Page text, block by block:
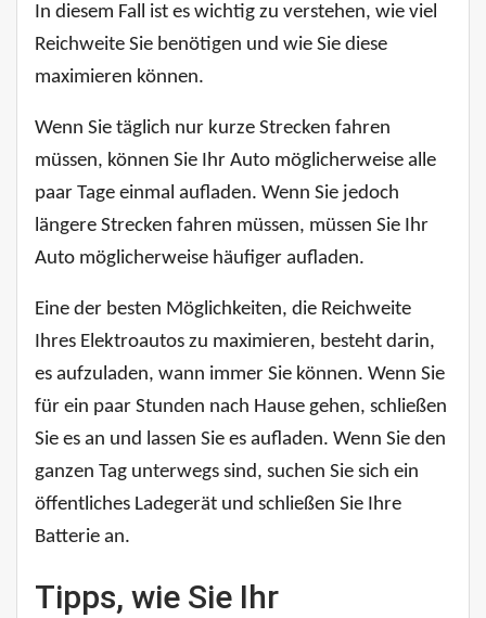
In diesem Fall ist es wichtig zu verstehen, wie viel
Reichweite Sie benötigen und wie Sie diese
maximieren können.
Wenn Sie täglich nur kurze Strecken fahren
müssen, können Sie Ihr Auto möglicherweise alle
paar Tage einmal aufladen. Wenn Sie jedoch
längere Strecken fahren müssen, müssen Sie Ihr
Auto möglicherweise häufiger aufladen.
Eine der besten Möglichkeiten, die Reichweite
Ihres Elektroautos zu maximieren, besteht darin,
es aufzuladen, wann immer Sie können. Wenn Sie
für ein paar Stunden nach Hause gehen, schließen
Sie es an und lassen Sie es aufladen. Wenn Sie den
ganzen Tag unterwegs sind, suchen Sie sich ein
öffentliches Ladegerät und schließen Sie Ihre
Batterie an.
Tipps, wie Sie Ihr